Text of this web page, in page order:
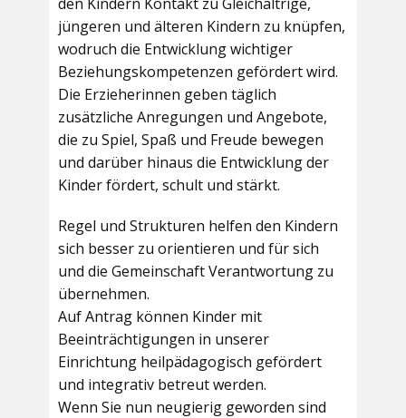
jüngeren und älteren Kindern zu knüpfen,
wodruch die Entwicklung wichtiger
Beziehungskompetenzen gefördert wird.
Die Erzieherinnen geben täglich
zusätzliche Anregungen und Angebote,
die zu Spiel, Spaß und Freude bewegen
und darüber hinaus die Entwicklung der
Kinder fördert, schult und stärkt.
Regel und Strukturen helfen den Kindern
sich besser zu orientieren und für sich
und die Gemeinschaft Verantwortung zu
übernehmen.
Auf Antrag können Kinder mit
Beeinträchtigungen in unserer
Einrichtung heilpädagogisch gefördert
und integrativ betreut werden.
Wenn Sie nun neugierig geworden sind